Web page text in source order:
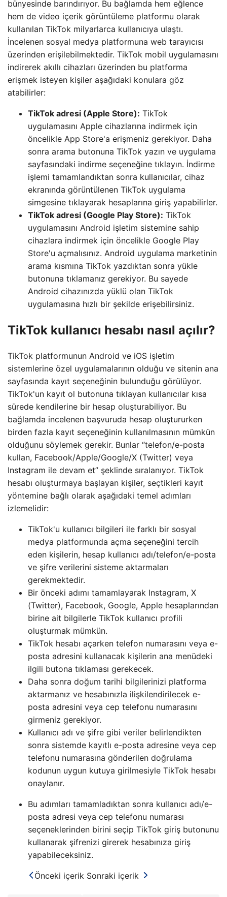
bünyesinde barındırıyor. Bu bağlamda hem eğlence
hem de video içerik görüntüleme platformu olarak
kullanılan TikTok milyarlarca kullanıcıya ulaştı.
İncelenen sosyal medya platformuna web tarayıcısı
üzerinden erişilebilmektedir. TikTok mobil uygulamasını
indirerek akıllı cihazları üzerinden bu platforma
erişmek isteyen kişiler aşağıdaki konulara göz
atabilirler:
TikTok adresi (Apple Store): TikTok
uygulamasını Apple cihazlarına indirmek için
öncelikle App Store'a erişmeniz gerekiyor. Daha
sonra arama butonuna TikTok yazın ve uygulama
sayfasındaki indirme seçeneğine tıklayın. İndirme
işlemi tamamlandıktan sonra kullanıcılar, cihaz
ekranında görüntülenen TikTok uygulama
simgesine tıklayarak hesaplarına giriş yapabilirler.
TikTok adresi (Google Play Store): TikTok
uygulamasını Android işletim sistemine sahip
cihazlara indirmek için öncelikle Google Play
Store'u açmalısınız. Android uygulama marketinin
arama kısmına TikTok yazdıktan sonra yükle
butonuna tıklamanız gerekiyor. Bu sayede
Android cihazınızda yüklü olan TikTok
uygulamasına hızlı bir şekilde erişebilirsiniz.
TikTok kullanıcı hesabı nasıl açılır?
TikTok platformunun Android ve iOS işletim
sistemlerine özel uygulamalarının olduğu ve sitenin ana
sayfasında kayıt seçeneğinin bulunduğu görülüyor.
TikTok'un kayıt ol butonuna tıklayan kullanıcılar kısa
sürede kendilerine bir hesap oluşturabiliyor. Bu
bağlamda incelenen başvuruda hesap oluştururken
birden fazla kayıt seçeneğinin kullanılmasının mümkün
olduğunu söylemek gerekir. Bunlar “telefon/e-posta
kullan, Facebook/Apple/Google/X (Twitter) veya
Instagram ile devam et” şeklinde sıralanıyor. TikTok
hesabı oluşturmaya başlayan kişiler, seçtikleri kayıt
yöntemine bağlı olarak aşağıdaki temel adımları
izlemelidir:
TikTok'u kullanıcı bilgileri ile farklı bir sosyal
medya platformunda açma seçeneğini tercih
eden kişilerin, hesap kullanıcı adı/telefon/e-posta
ve şifre verilerini sisteme aktarmaları
gerekmektedir.
Bir önceki adımı tamamlayarak Instagram, X
(Twitter), Facebook, Google, Apple hesaplarından
birine ait bilgilerle TikTok kullanıcı profili
oluşturmak mümkün.
TikTok hesabı açarken telefon numarasını veya e-
posta adresini kullanacak kişilerin ana menüdeki
ilgili butona tıklaması gerekecek.
Daha sonra doğum tarihi bilgilerinizi platforma
aktarmanız ve hesabınızla ilişkilendirilecek e-
posta adresini veya cep telefonu numarasını
girmeniz gerekiyor.
Kullanıcı adı ve şifre gibi veriler belirlendikten
sonra sistemde kayıtlı e-posta adresine veya cep
telefonu numarasına gönderilen doğrulama
kodunun uygun kutuya girilmesiyle TikTok hesabı
onaylanır.
Bu adımları tamamladıktan sonra kullanıcı adı/e-
posta adresi veya cep telefonu numarası
seçeneklerinden birini seçip TikTok giriş butonunu
kullanarak şifrenizi girerek hesabınıza giriş
yapabileceksiniz.
Önceki içerik Sonraki içerik